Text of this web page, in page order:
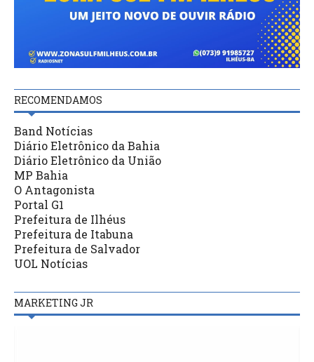
RECOMENDAMOS
Band Notícias
Diário Eletrônico da Bahia
Diário Eletrônico da União
MP Bahia
O Antagonista
Portal G1
Prefeitura de Ilhéus
Prefeitura de Itabuna
Prefeitura de Salvador
UOL Notícias
MARKETING JR